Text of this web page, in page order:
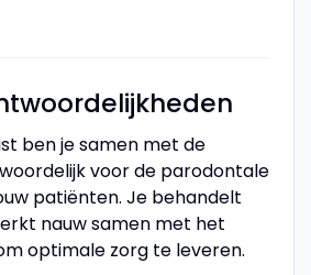
ben je samen met de
voor de parodontale
patiënten. Je behandelt
nauw samen met het
optimale zorg te leveren.